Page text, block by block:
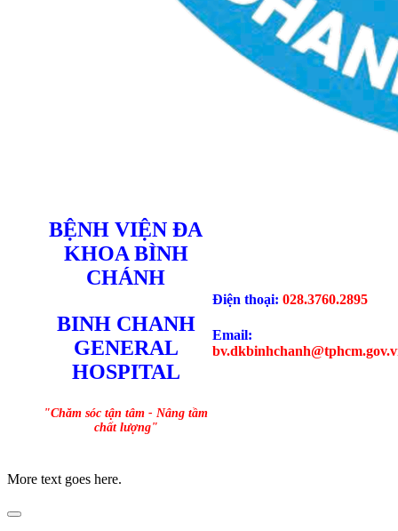
BỆNH VIỆN ĐA
KHOA BÌNH
CHÁNH
BINH CHANH
GENERAL
HOSPITAL
"Chăm sóc tận tâm - Nâng tầm
chất lượng"
Điện thoại: 028.3760.2895
Email:
More text goes here.